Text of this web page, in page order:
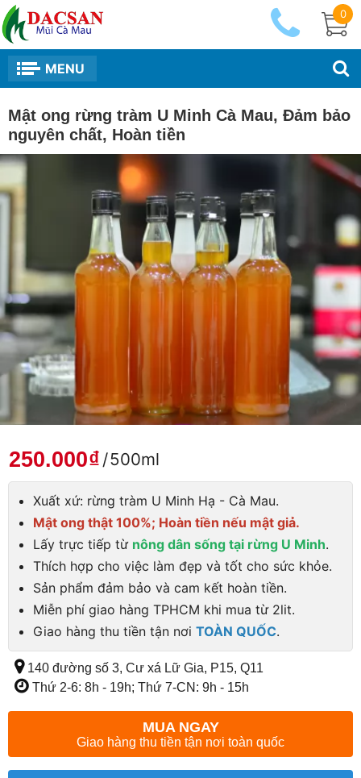
0
MENU
Mật ong rừng tràm U Minh Cà Mau, Đảm bảo
nguyên chất, Hoàn tiền
250.000₫ /500ml
Xuất xứ: rừng tràm U Minh Hạ - Cà Mau.
Mật ong thật 100%; Hoàn tiền nếu mật giả.
Lấy trực tiếp từ nông dân sống tại rừng U Minh.
Thích hợp cho việc làm đẹp và tốt cho sức khỏe.
Sản phẩm đảm bảo và cam kết hoàn tiền.
Miễn phí giao hàng TPHCM khi mua từ 2lit.
Giao hàng thu tiền tận nơi TOÀN QUỐC.
140 đường số 3, Cư xá Lữ Gia, P15, Q11
Thứ 2-6: 8h - 19h; Thứ 7-CN: 9h - 15h
MUA NGAY
Giao hàng thu tiền tận nơi toàn quốc